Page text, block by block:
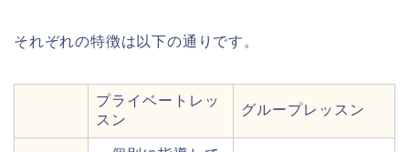
それぞれの特徴は以下の通りです。
プライベートレッ
スン
グループレッスン